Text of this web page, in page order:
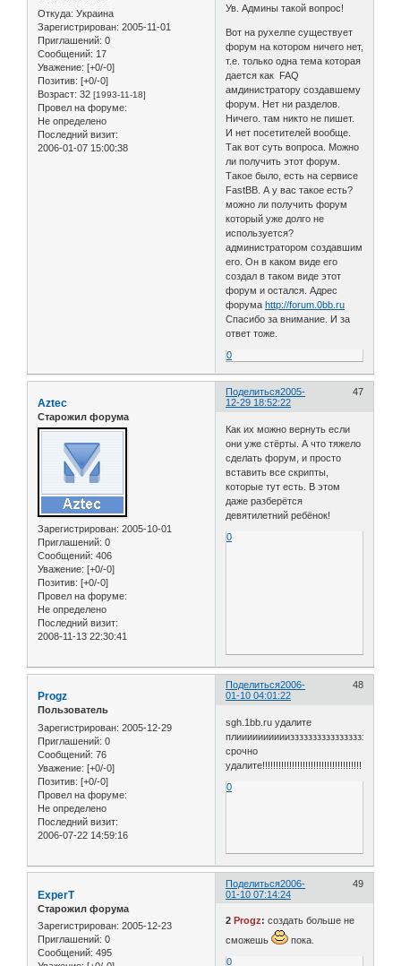
Откуда: Украина
Зарегистрирован: 2005-11-01
Приглашений: 0
Сообщений: 17
Уважение: [+0/-0]
Позитив: [+0/-0]
Возраст: 32 [1993-11-18]
Провел на форуме:
Не определено
Последний визит:
2006-01-07 15:00:38
Ув. Админы такой вопрос!
Вот на рухелпе существует
форум на котором ничего нет,
т.е. только одна тема которая
дается как FAQ
амдинистратору создавшему
форум. Нет ни разделов.
Ничего. там никто не пишет.
И нет посетителей вообще.
Так вот суть вопроса. Можно
ли получить этот форум.
Такое было, есть на сервисе
FastBB. А у вас такое есть?
можно ли получить форум
который уже долго не
используется?
администратором создавшим
его. Он в каком виде его
создал в таком виде этот
форум и остался. Адрес
форума http://forum.0bb.ru
Спасибо за внимание. И за
ответ тоже.
0
Поделиться 47
2005-
12-29 18:52:22
Aztec
Старожил форума
Зарегистрирован: 2005-10-01
Приглашений: 0
Сообщений: 406
Уважение: [+0/-0]
Позитив: [+0/-0]
Провел на форуме:
Не определено
Последний визит:
2008-11-13 22:30:41
Как их можно вернуть если
они уже стёрты. А что тяжело
сделать форум, и просто
вставить все скрипты,
которые тут есть. В этом
даже разберётся
девятилетний ребёнок!
0
Поделиться 48
2006-
01-10 04:01:22
Progz
Пользователь
Зарегистрирован: 2005-12-29
Приглашений: 0
Сообщений: 76
Уважение: [+0/-0]
Позитив: [+0/-0]
Провел на форуме:
Не определено
Последний визит:
2006-07-22 14:59:16
sgh.1bb.ru удалите
срочно
удалите!!!!!!!!!!!!!!!!!!!!!!!!!!!!!!!!!!!!!
0
Поделиться 49
2006-
01-10 07:14:24
ExperT
Старожил форума
Зарегистрирован: 2005-12-23
Приглашений: 0
Сообщений: 495
2Progz: создать больше не
сможешь
пока.
0